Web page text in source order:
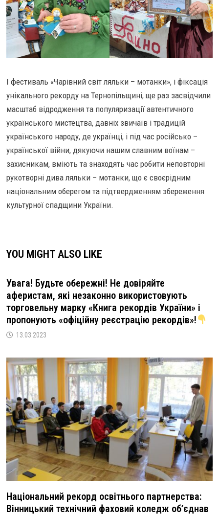
І фестиваль «Чарівний світ ляльки – мотанки», і фіксація
унікального рекорду на Тернопільщині, ще раз засвідчили
масштаб відродження та популяризації автентичного
українського мистецтва, давніх звичаїв і традицій
українського народу, де українці, і під час російсько –
української війни, дякуючи нашим славним воїнам –
захисникам, вміють та знаходять час робити неповторні
рукотворні дива ляльки – мотанки, що є своєрідним
національним оберегом та підтвердженням збереження
культурної спадщини України.
YOU MIGHT ALSO LIKE
Увага! Будьте обережні! Не довіряйте
аферистам, які незаконно використовують
торговельну марку «Книга рекордів України» і
пропонують «офіційну реєстрацію рекордів»!
13.03.2023
Національний рекорд освітнього партнерства:
Вінницький технічний фаховий коледж об’єднав